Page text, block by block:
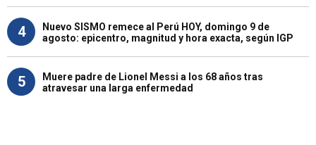
4
Nuevo SISMO remece al Perú HOY, domingo 9 de
agosto: epicentro, magnitud y hora exacta, según IGP
5
Muere padre de Lionel Messi a los 68 años tras
atravesar una larga enfermedad